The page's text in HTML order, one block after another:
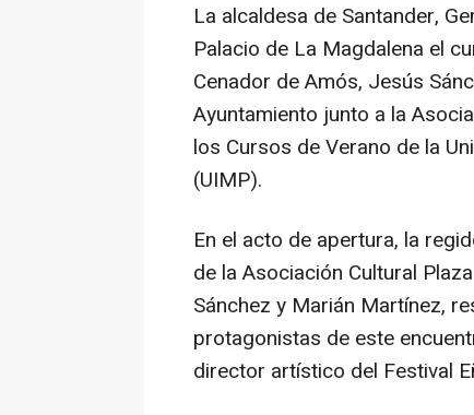
La alcaldesa de Santander,
Palacio de La Magdalena el
Cenador de Amós, Jesús
Ayuntamiento junto a la
los Cursos de Verano de la
(UIMP).
En el acto de apertura, la
de la Asociación Cultural
Sánchez y Marián Martínez,
protagonistas de este
director artístico del Festival